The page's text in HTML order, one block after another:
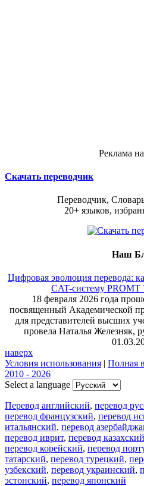
Реклама
Скачать переводчик
Переводчик,
20+ языков,
Наш
Цифровая эволюция перевода:
CAT-систему PROMT
18 февраля 2026 года
посвященный Академической
для представителей высших
провела Наталья Железняк,
наверх
Условия использования | Полная
2010 - 2026
Select a language
Перевод английский, перевод
перевод французский, перевод
итальянский, перевод
перевод иврит, перевод казахский
перевод корейский, перевод
татарский, перевод турецкий,
узбекский, перевод украинский,
эстонский, перевод японский